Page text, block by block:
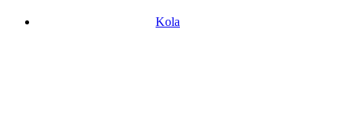
Kola